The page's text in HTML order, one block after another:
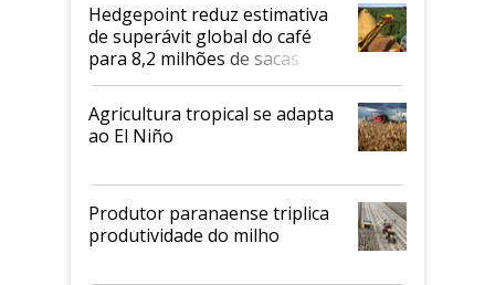
Hedgepoint reduz estimativa
de superávit global do café
para 8,2 milhões de sacas
Agricultura tropical se adapta
ao El Niño
Produtor paranaense triplica
produtividade do milho